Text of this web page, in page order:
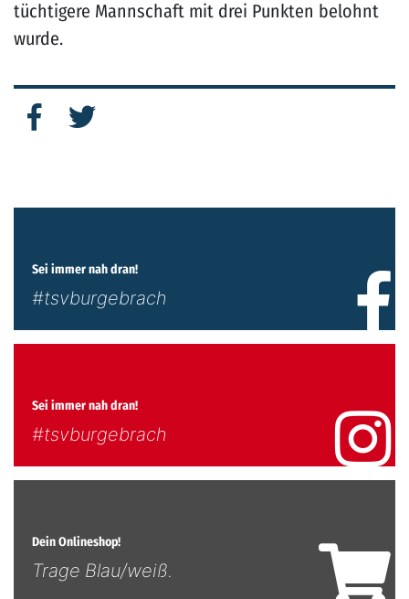
tüchtigere Mannschaft mit drei Punkten belohnt
wurde.
Sei immer nah dran!
#tsvburgebrach
Sei immer nah dran!
#tsvburgebrach
Dein Onlineshop!
Trage Blau/weiß.